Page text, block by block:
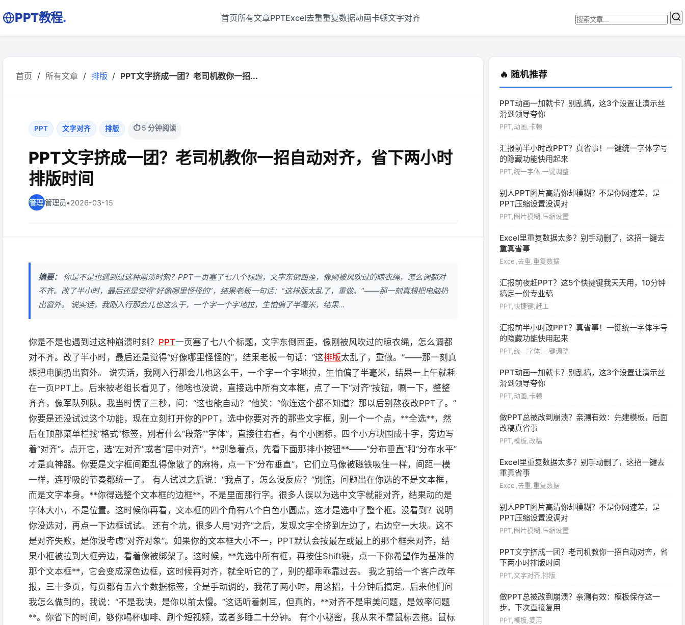
PPT教程. 首页所有文章PPTExcel去重重复数据动画卡顿文字对齐
首页 / 所有文章 / 排版 / PPT文字挤成一团？老司机教你一招...
PPT 文字对齐 排版 ⏱ 5 分钟阅读
PPT文字挤成一团？老司机教你一招自动对齐，省下两小时
排版时间
管理员•2026-03-15
摘要：
你是不是也遇到过这种崩溃时刻？PPT一页塞了七八个标题，文字东倒西歪，像刚被风吹过的晾衣绳，怎么调都对
不齐。改了半小时，最后还是觉得“好像哪里怪怪的”，结果老板一句话：“这排版太乱了，重做。”——那一刻真想把电脑扔
出窗外。 说实话，我刚入行那会儿也这么干，一个字一个字地拉，生怕偏了半毫米，结果...
你是不是也遇到过这种崩溃时刻？ PPT一页塞了七八个标题，文字东倒西歪，像刚被风吹过的晾衣绳，怎么调都
对不齐。改了半小时，最后还是觉得“好像哪里怪怪的”，结果老板一句话：“这排版太乱了，重做。”——那一刻真
想把电脑扔出窗外。 说实话，我刚入行那会儿也这么干，一个字一个字地拉，生怕偏了半毫米，结果一上午就耗
在一页PPT上。后来被老组长看见了，他啥也没说，直接选中所有文本框，点了一下“对齐”按钮，唰一下，整整
齐齐，像军队列队。我当时愣了三秒，问：“这也能自动？”他笑：“你连这个都不知道？那以后别熬夜改PPT了。”
你要是还没试过这个功能，现在立刻打开你的PPT，选中你要对齐的那些文字框，别一个一个点，**全选**，然
后在顶部菜单栏找“格式”标签，别看什么“段落”“字体”，直接往右看，有个小图标，四个小方块围成十字，旁边写
着“对齐”。点开它，选“左对齐”或者“居中对齐”，**别急着点，先看下面那排小按钮**——“分布垂直”和“分布水平”
才是真神器。你要是文字框间距乱得像散了的麻将，点一下“分布垂直”，它们立马像被磁铁吸住一样，间距一模
一样，连呼吸的节奏都统一了。 有人试过之后说：“我点了，怎么没反应？”别慌，问题出在你选的不是文本框，
而是文字本身。**你得选整个文本框的边框**，不是里面那行字。很多人误以为选中文字就能对齐，结果动的是
字体大小，不是位置。这时候你再看，文本框的四个角有八个白色小圆点，这才是选中了整个框。没看到？说明
你没选对，再点一下边框试试。 还有个坑，很多人用“对齐”之后，发现文字全挤到左边了，右边空一大块。这不
是对齐失败，是你没考虑“对齐对象”。如果你的文本框大小不一，PPT默认会按最左或最上的那个框来对齐，结
果小框被拉到大框旁边，看着像被绑架了。这时候，**先选中所有框，再按住Shift键，点一下你希望作为基准的
那个文本框**，它会变成深色边框，这时候再对齐，就全听它的了，别的都乖乖靠过去。 我之前给一个客户改年
报，三十多页，每页都有五六个数据标签，全是手动调的，我花了两小时，用这招，十分钟后搞定。后来他们问
我怎么做到的，我说：“不是我快，是你以前太慢。”这话听着刺耳，但真的，**对齐不是审美问题，是效率问题
**。你省下的时间，够你喝杯咖啡、刷个短视频，或者多睡二十分钟。 有个小秘密，我从来不靠鼠标去拖。鼠标
🔥 随机推荐
PPT动画一加就卡？别乱搞，这3个设置让演示丝
滑到领导夸你
PPT,动画,卡顿
汇报前半小时改PPT？真省事！一键统一字体字号
的隐藏功能快用起来
PPT,统一字体,一键调整
别人PPT图片高清你却模糊？不是你网速差，是
PPT压缩设置没调对
PPT,图片模糊,压缩设置
Excel里重复数据太多？别手动删了，这招一键去
重真省事
Excel,去重,重复数据
汇报前夜赶PPT？这5个快捷键我天天用，10分钟
搞定一份专业稿
PPT,快捷键,赶工
汇报前半小时改PPT？真省事！一键统一字体字号
的隐藏功能快用起来
PPT,统一字体,一键调整
PPT动画一加就卡？别乱搞，这3个设置让演示丝
滑到领导夸你
PPT,动画,卡顿
做PPT总被改到崩溃？亲测有效：先建模板，后面
改稿真省事
PPT,模板,改稿
Excel里重复数据太多？别手动删了，这招一键去
重真省事
Excel,去重,重复数据
别人PPT图片高清你却模糊？不是你网速差，是
PPT压缩设置没调对
PPT,图片模糊,压缩设置
PPT文字挤成一团？老司机教你一招自动对齐，省
下两小时排版时间
PPT,文字对齐,排版
做PPT总被改到崩溃？亲测有效：模板保存这一
步，下次直接复用
PPT,模板,复用